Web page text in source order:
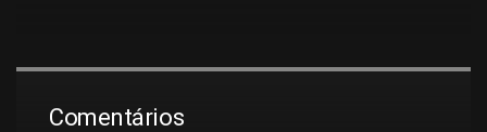
Comentários